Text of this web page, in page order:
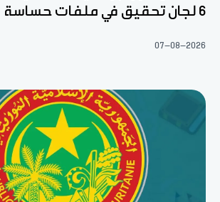
6 لجان تحقيق في ملفات حساسة
07-08-2026